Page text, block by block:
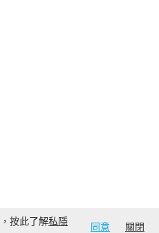
按此了解私隱
同意 關閉